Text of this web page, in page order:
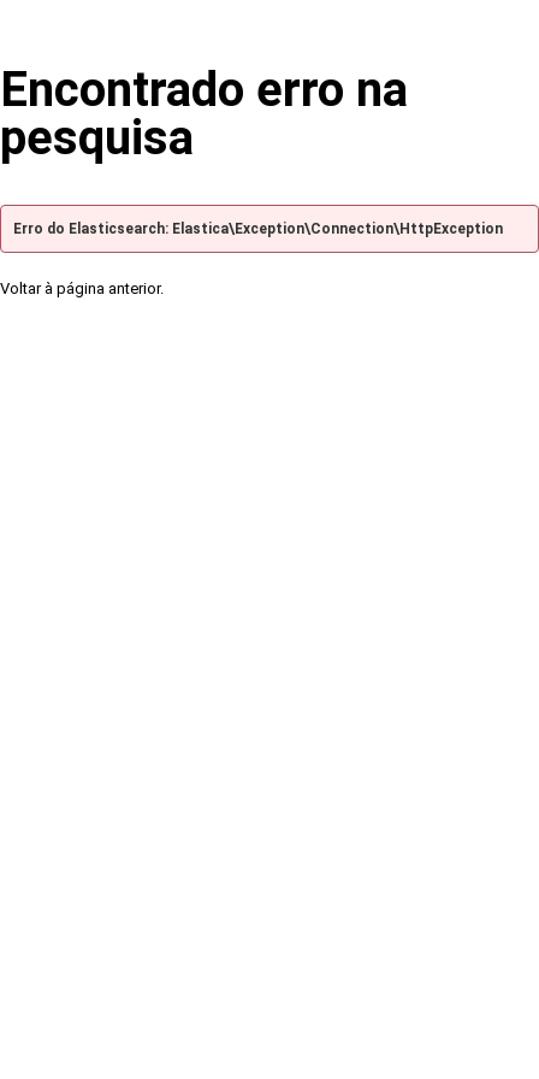
Encontrado erro na
pesquisa
Erro do Elasticsearch: Elastica\Exception\Connection\HttpException
Voltar à página anterior.